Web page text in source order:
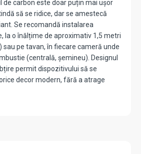
de carbon este doar puțin mai ușor
să se ridice, dar se amestecă
Se recomandă instalarea
la o înălțime de aproximativ 1,5 metri
sau pe tavan, în fiecare cameră unde
(centrală, șemineu). Designul
permit dispozitivului să se
decor modern, fără a atrage